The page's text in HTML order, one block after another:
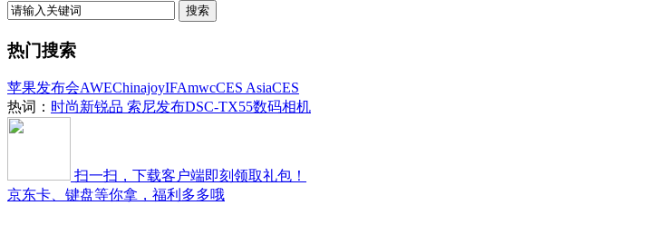
热门搜索
苹果发布会AWEChinajoyIFAmwcCES AsiaCES
热词： 时尚新锐品 索尼发布DSC-TX55数码相机
扫一扫，下载客户端即刻领取礼包！
京东卡、键盘等你拿，福利多多哦